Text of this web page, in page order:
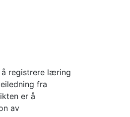
å registrere læring
fra
er å
av